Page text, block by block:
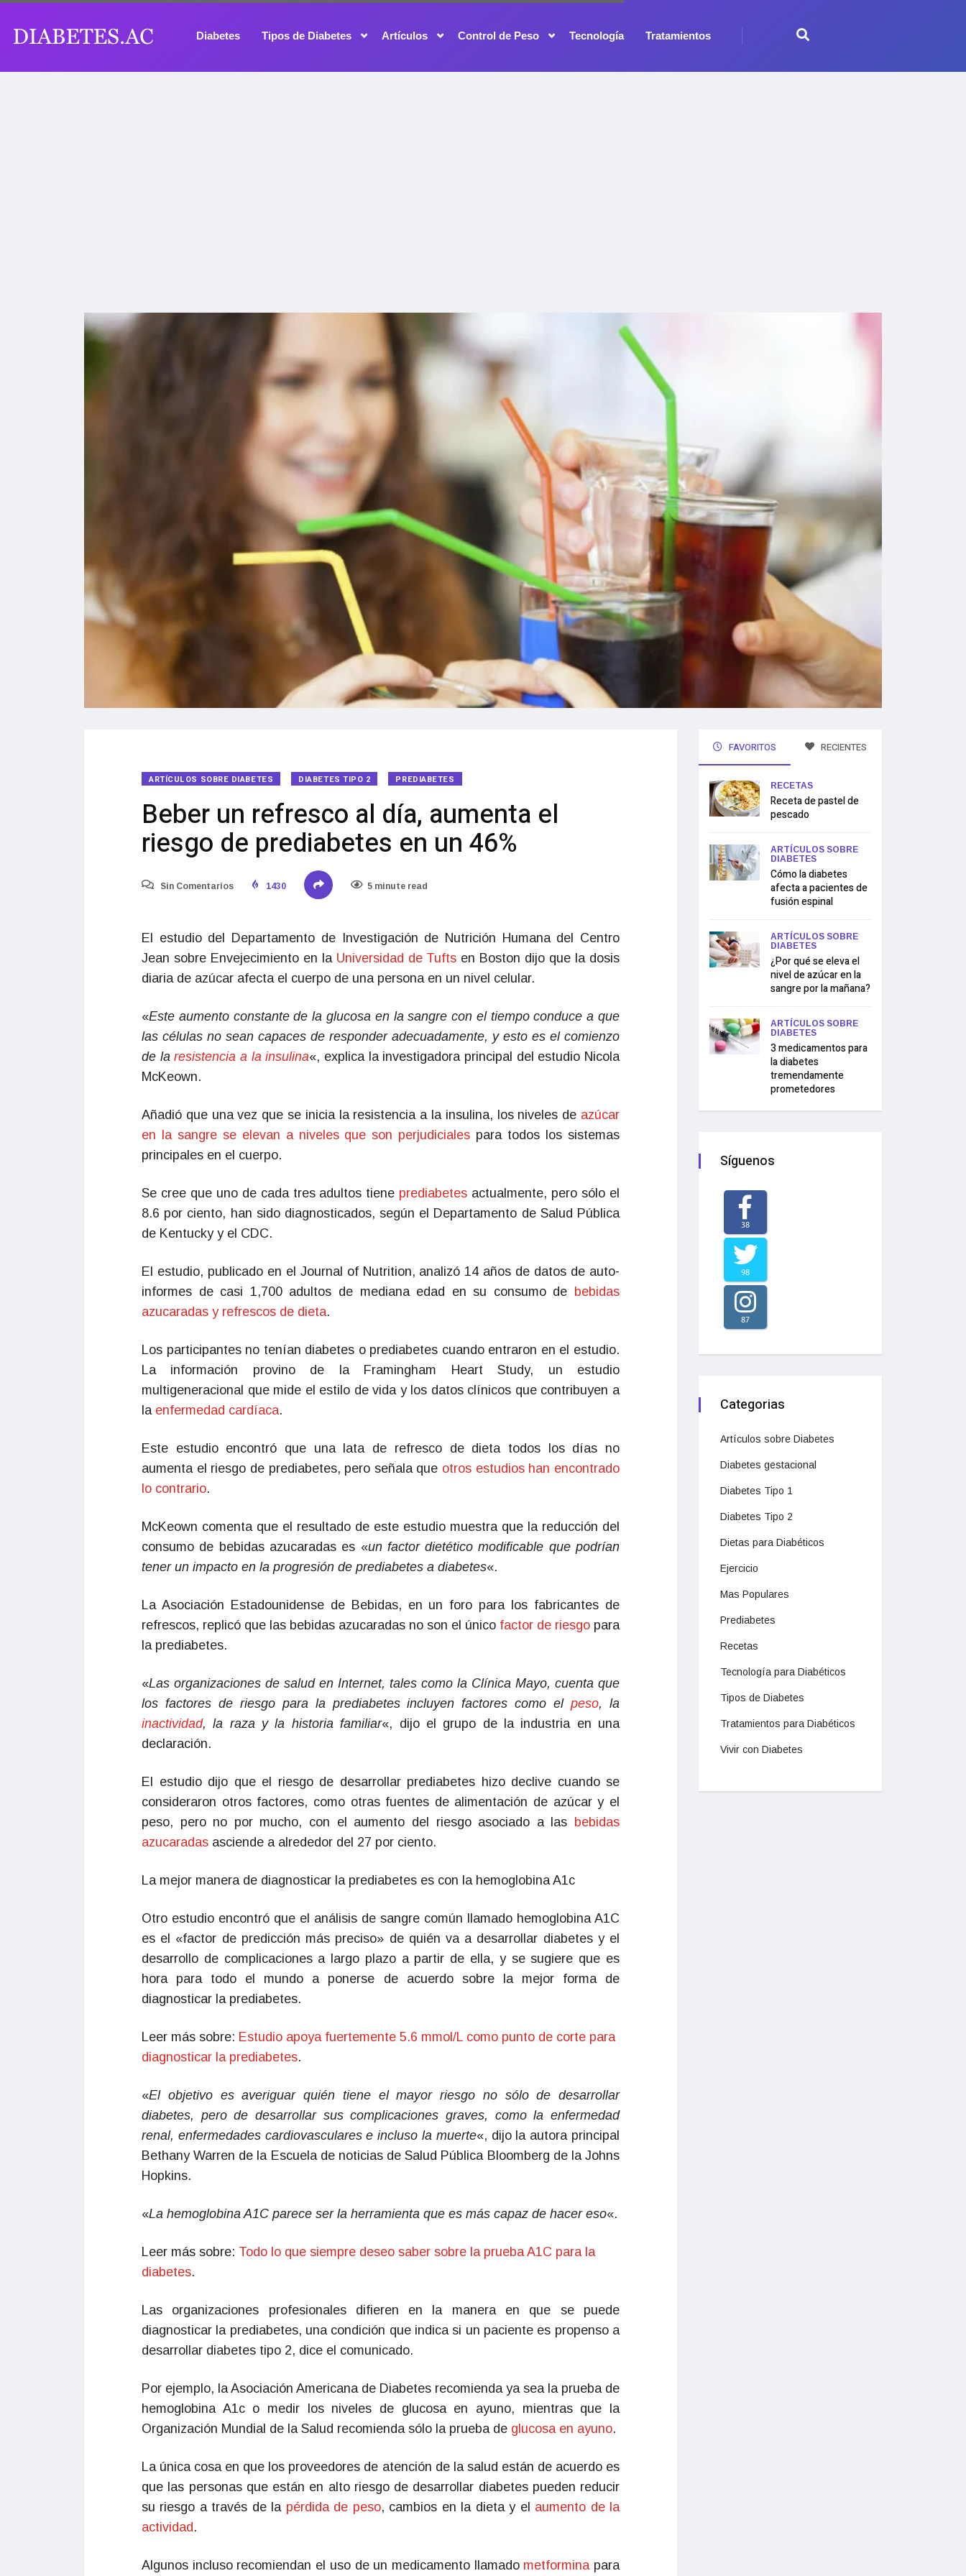
Diabetes Tipos de Diabetes Artículos Control de Peso Tecnología Tratamientos
ARTÍCULOS SOBRE DIABETES DIABETES TIPO 2 PREDIABETES
Beber un refresco al día, aumenta el
riesgo de prediabetes en un 46%
Sin Comentarios 1430 5 minute read
El estudio del Departamento de Investigación de Nutrición Humana del Centro
Jean sobre Envejecimiento en la Universidad de Tufts en Boston dijo que la dosis
diaria de azúcar afecta el cuerpo de una persona en un nivel celular.
«Este aumento constante de la glucosa en la sangre con el tiempo conduce a que
las células no sean capaces de responder adecuadamente, y esto es el comienzo
de laresistencia a la insulina«, explica la investigadora principal del estudio Nicola
McKeown.
Añadió que una vez que se inicia la resistencia a la insulina, los niveles de azúcar
en la sangre se elevan a niveles que son perjudiciales para todos los sistemas
principales en el cuerpo.
Se cree que uno de cada tres adultos tiene prediabetes actualmente, pero sólo el
8.6 por ciento, han sido diagnosticados, según el Departamento de Salud Pública
de Kentucky y el CDC.
El estudio, publicado en el Journal of Nutrition, analizó 14 años de datos de auto-
informes de casi 1,700 adultos de mediana edad en su consumo de bebidas
azucaradas y refrescos de dieta.
Los participantes no tenían diabetes o prediabetes cuando entraron en el estudio.
La información provino de la Framingham Heart Study, un estudio
multigeneracional que mide el estilo de vida y los datos clínicos que contribuyen a
la enfermedad cardíaca.
Este estudio encontró que una lata de refresco de dieta todos los días no
aumenta el riesgo de prediabetes, pero señala que otros estudios han encontrado
lo contrario.
McKeown comenta que el resultado de este estudio muestra que la reducción del
consumo de bebidas azucaradas es «un factor dietético modificable que podrían
tener un impacto en la progresión de prediabetes a diabetes«.
La Asociación Estadounidense de Bebidas, en un foro para los fabricantes de
refrescos, replicó que las bebidas azucaradas no son el único factor de riesgo para
la prediabetes.
«Las organizaciones de salud en Internet, tales como la Clínica Mayo, cuenta que
los factores de riesgo para la prediabetes incluyen factores como elpeso, la
inactividad, la raza y la historia familiar«, dijo el grupo de la industria en una
declaración.
El estudio dijo que el riesgo de desarrollar prediabetes hizo declive cuando se
consideraron otros factores, como otras fuentes de alimentación de azúcar y el
peso, pero no por mucho, con el aumento del riesgo asociado a las bebidas
azucaradas asciende a alrededor del 27 por ciento.
La mejor manera de diagnosticar la prediabetes es con la hemoglobina A1c
Otro estudio encontró que el análisis de sangre común llamado hemoglobina A1C
es el «factor de predicción más preciso» de quién va a desarrollar diabetes y el
desarrollo de complicaciones a largo plazo a partir de ella, y se sugiere que es
hora para todo el mundo a ponerse de acuerdo sobre la mejor forma de
diagnosticar la prediabetes.
Leer más sobre: Estudio apoya fuertemente 5.6 mmol/L como punto de corte para
diagnosticar la prediabetes.
«El objetivo es averiguar quién tiene el mayor riesgo no sólo de desarrollar
diabetes, pero de desarrollar sus complicaciones graves, como la enfermedad
renal, enfermedades cardiovasculares e incluso la muerte«, dijo la autora principal
Bethany Warren de la Escuela de noticias de Salud Pública Bloomberg de la Johns
Hopkins.
«La hemoglobina A1C parece ser la herramienta que es más capaz de hacer eso«.
Leer más sobre: Todo lo que siempre deseo saber sobre la prueba A1C para la
diabetes.
Las organizaciones profesionales difieren en la manera en que se puede
diagnosticar la prediabetes, una condición que indica si un paciente es propenso a
desarrollar diabetes tipo 2, dice el comunicado.
Por ejemplo, la Asociación Americana de Diabetes recomienda ya sea la prueba de
hemoglobina A1c o medir los niveles de glucosa en ayuno, mientras que la
Organización Mundial de la Salud recomienda sólo la prueba de glucosa en ayuno.
La única cosa en que los proveedores de atención de la salud están de acuerdo es
que las personas que están en alto riesgo de desarrollar diabetes pueden reducir
su riesgo a través de la pérdida de peso, cambios en la dieta y el aumento de la
actividad .
Algunos incluso recomiendan el uso de un medicamento llamado metforminapara
FAVORITOS RECIENTES
RECETAS
Receta de pastel de
pescado
ARTÍCULOS SOBRE
DIABETES
Cómo la diabetes
afecta a pacientes de
fusión espinal
ARTÍCULOS SOBRE
DIABETES
¿Por qué se eleva el
nivel de azúcar en la
sangre por la mañana?
ARTÍCULOS SOBRE
DIABETES
3 medicamentos para
la diabetes
tremendamente
prometedores
Síguenos
38
98
87
Categorias
Artículos sobre Diabetes
Diabetes gestacional
Diabetes Tipo 1
Diabetes Tipo 2
Dietas para Diabéticos
Ejercicio
Mas Populares
Prediabetes
Recetas
Tecnología para Diabéticos
Tipos de Diabetes
Tratamientos para Diabéticos
Vivir con Diabetes